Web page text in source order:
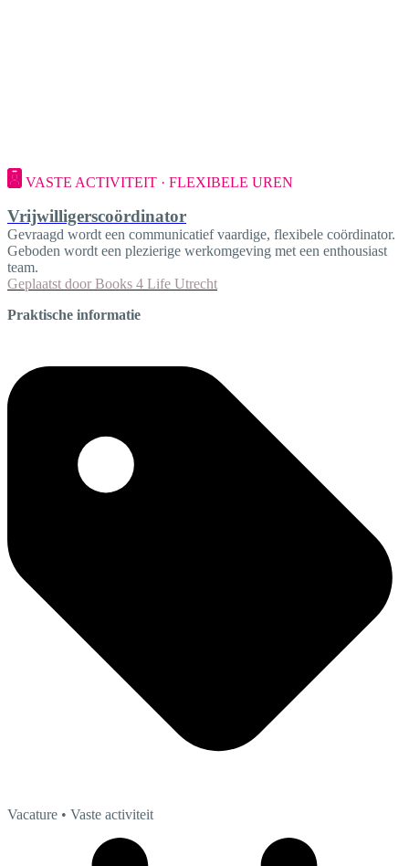
VASTE ACTIVITEIT · FLEXIBELE UREN
Vrijwilligerscoördinator
Gevraagd wordt een communicatief vaardige, flexibele coördinator.
Geboden wordt een plezierige werkomgeving met een enthousiast
team.
Geplaatst door Books 4 Life Utrecht
Praktische informatie
Vacature • Vaste activiteit